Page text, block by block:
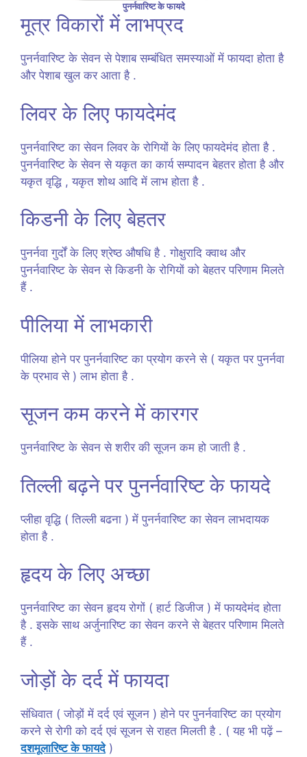
पुनर्नवारिष्ट के फायदे
मूत्र विकारों में लाभप्रद
पुनर्नवारिष्ट के सेवन से पेशाब सम्बंधित समस्याओं में फायदा होता है
और पेशाब खुल कर आता है .
लिवर के लिए फायदेमंद
पुनर्नवारिष्ट का सेवन लिवर के रोगियों के लिए फायदेमंद होता है .
पुनर्नवारिष्ट के सेवन से यकृत का कार्य सम्पादन बेहतर होता है और
यकृत वृद्धि , यकृत शोथ आदि में लाभ होता है .
किडनी के लिए बेहतर
पुनर्नवा गुर्दों के लिए श्रेष्ठ औषधि है . गोक्षुरादि क्वाथ और
पुनर्नवारिष्ट के सेवन से किडनी के रोगियों को बेहतर परिणाम मिलते
हैं .
पीलिया में लाभकारी
पीलिया होने पर पुनर्नवारिष्ट का प्रयोग करने से ( यकृत पर पुनर्नवा
के प्रभाव से ) लाभ होता है .
सूजन कम करने में कारगर
पुनर्नवारिष्ट के सेवन से शरीर की सूजन कम हो जाती है .
तिल्ली बढ़ने पर पुनर्नवारिष्ट के फायदे
प्लीहा वृद्धि ( तिल्ली बढना ) में पुनर्नवारिष्ट का सेवन लाभदायक
होता है .
हृदय के लिए अच्छा
पुनर्नवारिष्ट का सेवन हृदय रोगों ( हार्ट डिजीज ) में फायदेमंद होता
है . इसके साथ अर्जुनारिष्ट का सेवन करने से बेहतर परिणाम मिलते
हैं .
जोड़ों के दर्द में फायदा
संधिवात ( जोड़ों में दर्द एवं सूजन ) होने पर पुनर्नवारिष्ट का प्रयोग
करने से रोगी को दर्द एवं सूजन से राहत मिलती है . ( यह भी पढ़ें –
दशमूलारिष्ट के फायदे)